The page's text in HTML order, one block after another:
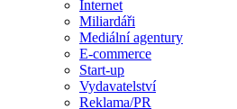
Internet
Miliardáři
Mediální agentury
E-commerce
Start-up
Vydavatelství
Reklama/PR